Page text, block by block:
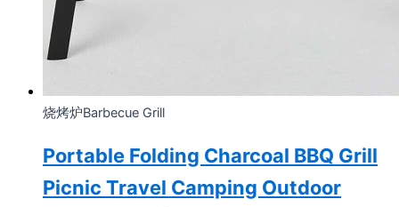
烧烤炉Barbecue Grill
Portable Folding Charcoal BBQ Grill
Picnic Travel Camping Outdoor